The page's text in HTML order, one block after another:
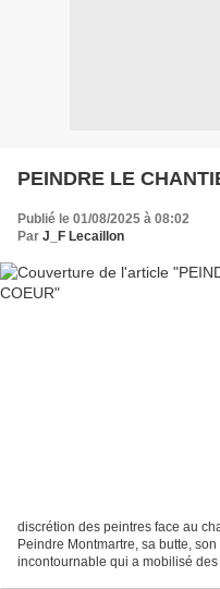
PEINDRE LE
Publié le 01/08/2025 à 08:02
Par J_F Lecaillon
discrétion des peintres face au
Peindre Montmartre, sa butte,
incontournable qui a mobilisé